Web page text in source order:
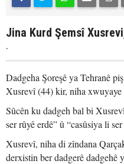
Jina Kurd Şemsî
.
Dadgeha Şoreşê ya Tehranê
Xusrevî (44) kir, niha
Sûcên ku dadgeh bal bi
ser rûyê erdê” û “casûsiya li
Xusrevî, niha di zîndana
derxistin ber dadgerê dadgehê